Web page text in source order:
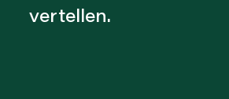
vertellen.